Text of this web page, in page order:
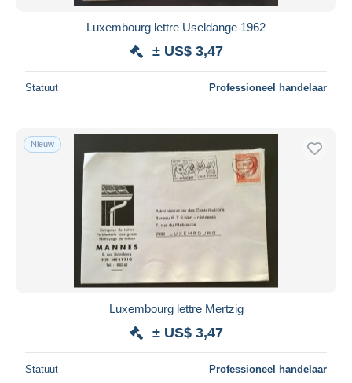
Luxembourg lettre Useldange 1962
± US$ 3,47
Statuut Professioneel handelaar
Nieuw
Luxembourg lettre Mertzig
± US$ 3,47
Statuut Professioneel handelaar